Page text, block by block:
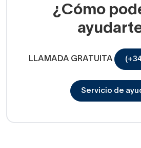
¿Cómo
LLAMADA GRATUITA
Servicio de